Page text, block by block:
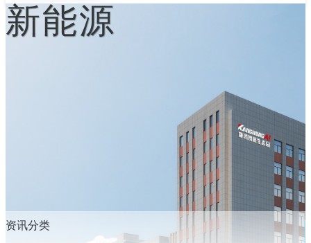
新能源
资讯分类